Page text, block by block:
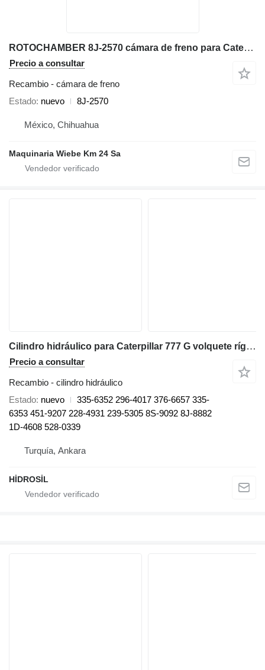
ROTOCHAMBER 8J-2570 cámara de freno para Caterpillar 776B 768C 777 769C 769B 773 volquete rígido
Precio a consultar
Recambio - cámara de freno
Estado nuevo 8J-2570
México, Chihuahua
Maquinaria Wiebe Km 24 Sa
Cilindro hidráulico para Caterpillar 777 G volquete rígido
Precio a consultar
Recambio - cilindro hidráulico
Estado nuevo
335-6352 296-4017 376-6657 335-
6353 451-9207 228-4931 239-5305 8S-9092 8J-8882
1D-4608 528-0339
Turquía, Ankara
HİDROSİL